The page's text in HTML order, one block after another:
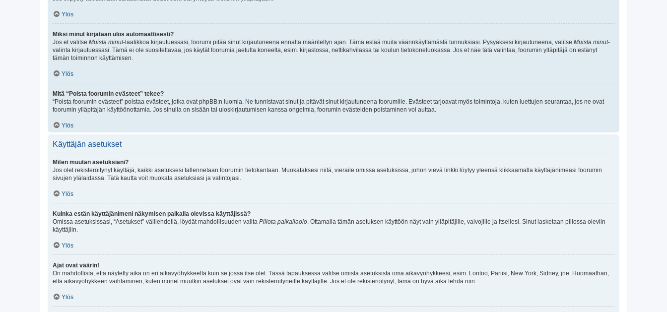
Ylös
Miksi minut kirjataan ulos automaattisesti?
Jos et valitse Muista minut-laatikkoa kirjautuessasi, foorumi pitää sinut kirjautuneena ennalta määritellyn ajan. Tämä estää muita väärinkäyttämästä tunnuksiasi. Pysyäksesi kirjautuneena, valitse Muista minut-
valinta kirjautuessasi. Tämä ei ole suositeltavaa, jos käytät foorumia jaetulta koneelta, esim. kirjastossa, nettikahvilassa tai koulun tietokoneluokassa. Jos et näe tätä valintaa, foorumin ylläpitäjä on estänyt
tämän toiminnon käyttämisen.
Ylös
Mitä “Poista foorumin evästeet” tekee?
“Poista foorumin evästeet” poistaa evästeet, jotka ovat phpBB:n luomia. Ne tunnistavat sinut ja pitävät sinut kirjautuneena foorumille. Evästeet tarjoavat myös toimintoja, kuten luettujen seurantaa, jos ne ovat
foorumin ylläpitäjän käyttöönottamia. Jos sinulla on sisään tai uloskirjautumisen kanssa ongelmia, foorumin evästeiden poistaminen voi auttaa.
Ylös
Käyttäjän asetukset
Miten muutan asetuksiani?
Jos olet rekisteröitynyt käyttäjä, kaikki asetuksesi tallennetaan foorumin tietokantaan. Muokataksesi niitä, vieraile omissa asetuksissa, johon vievä linkki löytyy yleensä klikkaamalla käyttäjänimeäsi foorumin
sivujen ylälaidassa. Tätä kautta voit muokata asetuksiasi ja valintojasi.
Ylös
Kuinka estän käyttäjänimeni näkymisen paikalla olevissa käyttäjissä?
Omissa asetuksissasi, “Asetukset”-välilehdellä, löydät mahdollisuuden valita Piilota paikallaolo. Ottamalla tämän asetuksen käyttöön näyt vain ylläpitäjille, valvojille ja itsellesi. Sinut lasketaan piilossa oleviin
käyttäjiin.
Ylös
Ajat ovat väärin!
On mahdollista, että näytetty aika on eri aikavyöhykkeeltä kuin se jossa itse olet. Tässä tapauksessa valitse omista asetuksista oma aikavyöhykkeesi, esim. Lontoo, Pariisi, New York, Sidney, jne. Huomaathan,
että aikavyöhykkeen vaihtaminen, kuten monet muutkin asetukset ovat vain rekisteröityneille käyttäjille. Jos et ole rekisteröitynyt, tämä on hyvä aika tehdä niin.
Ylös